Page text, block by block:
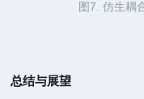
图7. 仿生耦
总结与展望